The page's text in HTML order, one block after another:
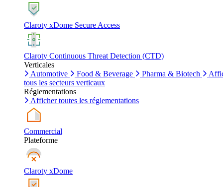
Claroty xDome Secure Access
Claroty Continuous Threat Detection (CTD)
Verticales
Automotive
Food & Beverage Pharma & Biotech
tous les secteurs verticaux
Réglementations
Afficher toutes les réglementations
Commercial
Plateforme
Claroty xDome